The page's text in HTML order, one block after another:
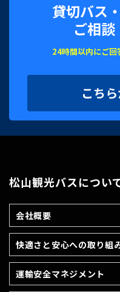
貸切バス
ご相談
24時間以内にご回
こち
松山観光バスについ
会社概要
快適さと安心への取り組
運輸安全マネジメント